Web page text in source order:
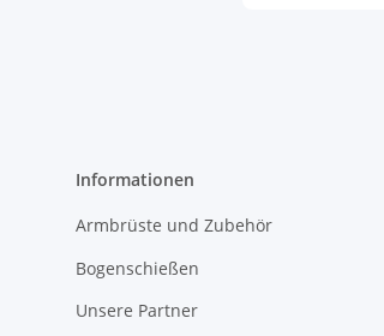
Informationen
Armbrüste und Zubehör
Bogenschießen
Unsere Partner